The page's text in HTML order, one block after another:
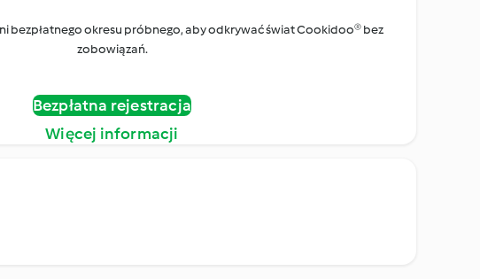
bezpłatnego okresu próbnego, aby odkrywać świat Cookidoo® bez
zobowiązań.
Bezpłatna rejestracja
Więcej informacji